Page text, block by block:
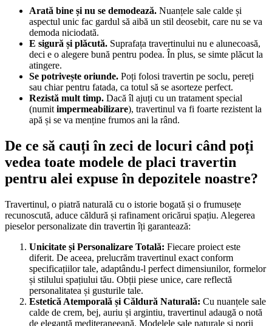
Arată bine și nu se demodează. Nuanțele sale calde și
aspectul unic fac gardul să aibă un stil deosebit, care nu se va
demoda niciodată.
E sigură și plăcută. Suprafața travertinului nu e alunecoasă,
deci e o alegere bună pentru podea. În plus, se simte plăcut la
atingere.
Se potrivește oriunde. Poți folosi travertin pe soclu, pereți
sau chiar pentru fatada, ca totul să se asorteze perfect.
Rezistă mult timp. Dacă îl ajuți cu un tratament special
(numit impermeabilizare), travertinul va fi foarte rezistent la
apă și se va menține frumos ani la rând.
De ce să cauți în zeci de locuri când poți
vedea toate modele de placi travertin
pentru alei expuse în depozitele noastre?
Travertinul, o piatră naturală cu o istorie bogată și o frumusețe
recunoscută, aduce căldură și rafinament oricărui spațiu. Alegerea
pieselor personalizate din travertin îți garantează:
Unicitate și Personalizare Totală: Fiecare proiect este
diferit. De aceea, prelucrăm travertinul exact conform
specificațiilor tale, adaptându-l perfect dimensiunilor, formelor
și stilului spațiului tău. Obții piese unice, care reflectă
personalitatea și gusturile tale.
Estetică Atemporală și Căldură Naturală: Cu nuanțele sale
calde de crem, bej, auriu și argintiu, travertinul adaugă o notă
de eleganță mediteraneeană. Modelele sale naturale și porii